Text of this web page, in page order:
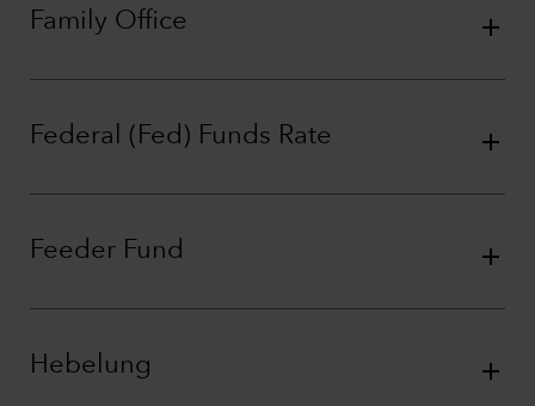
Family Office
Federal (Fed) Funds Rate
Feeder Fund
Hebelung